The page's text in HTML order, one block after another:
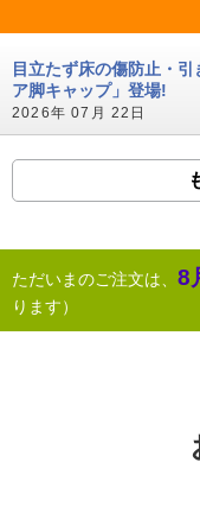
目立たず床の傷防止・
ア脚キャップ」登場!